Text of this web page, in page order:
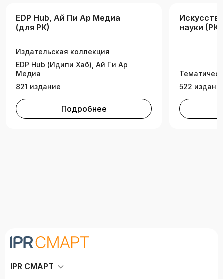
«Политология», «Государственное и местное
управление», «Менеджмент», изучающих
EDP Hub, Ай Пи Ар Медиа
(для РК)
Издательская коллекция
EDP Hub (Идипи Хаб), Ай Пи Ар
Медиа
821 издание
Подробнее
науки (РК)
522
IPR СМАРТ